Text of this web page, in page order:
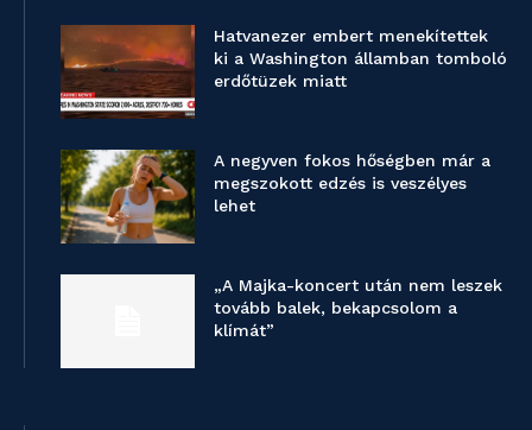
Hatvanezer embert menekítettek
ki a Washington államban tomboló
erdőtüzek miatt
A negyven fokos hőségben már a
megszokott edzés is veszélyes
lehet
„A Majka-koncert után nem leszek
tovább balek, bekapcsolom a
klímát”